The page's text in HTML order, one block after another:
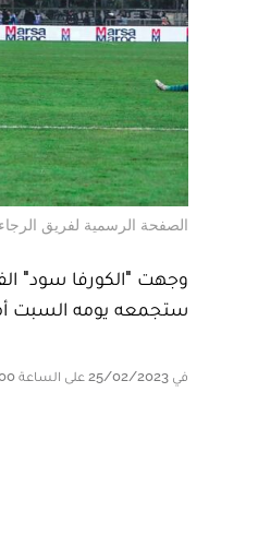
الصفحة الرسمية لفريق
وجهت "الكورفا سود"
ستجمعه يومه السبت
في 25/02/2023 على الساعة 14:00